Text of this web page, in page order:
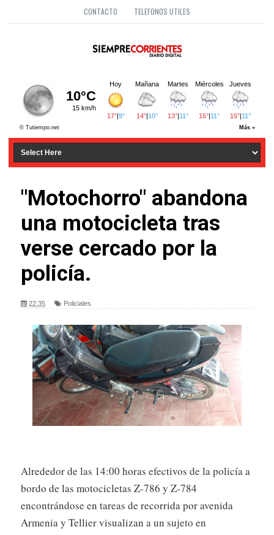
CONTACTO TELEFONOS UTILES
"Motochorro" abandona
una motocicleta tras
verse cercado por la
policía.
22:35 Policiales
Alrededor de las 14:00 horas efectivos de la policía a
bordo de las motocicletas Z-786 y Z-784
encontrándose en tareas de recorrida por avenida
Armenia y Tellier visualizan a un sujeto en